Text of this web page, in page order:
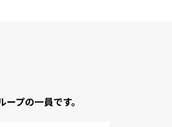
ープの一員です。